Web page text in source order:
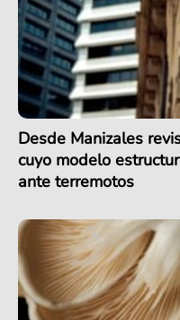
Desde Manizales
cuyo modelo
ante terremotos